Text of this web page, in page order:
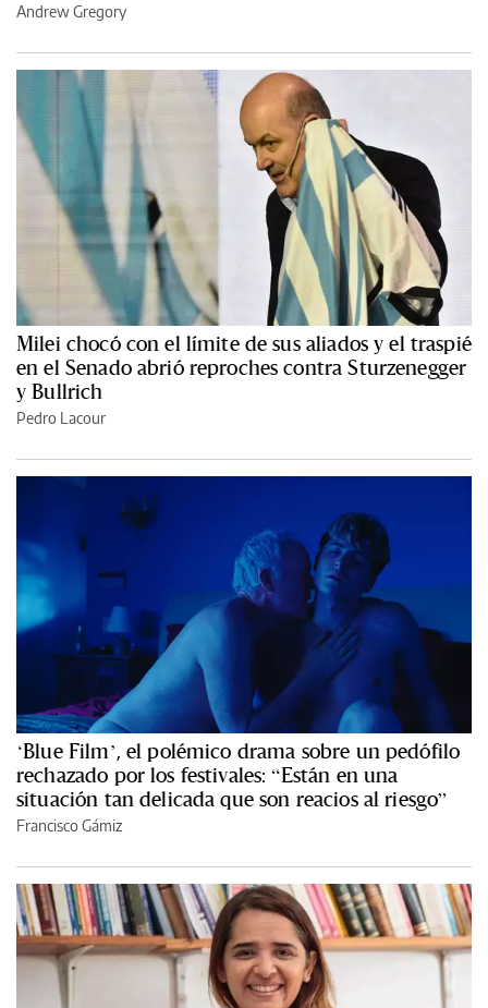
Andrew Gregory
Milei chocó con el límite de sus aliados y el traspié
en el Senado abrió reproches contra Sturzenegger
y Bullrich
Pedro Lacour
‘Blue Film’, el polémico drama sobre un pedófilo
rechazado por los festivales: “Están en una
situación tan delicada que son reacios al riesgo”
Francisco Gámiz